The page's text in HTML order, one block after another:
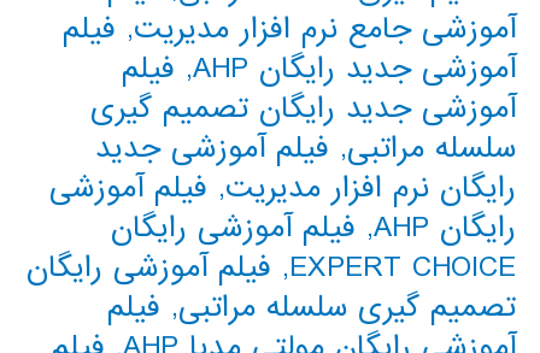
آموزشی جامع نرم افزار مدیریت, فیلم
آموزشی جدید رایگان AHP
, فیلم
آموزشی جدید رایگان تصمیم گیری
سلسله مراتبی, فیلم آموزشی جدید
رایگان نرم افزار مدیریت, فیلم آموزشی
رایگان AHP
, فیلم آموزشی رایگان
EXPERT CHOICE
, فیلم آموزشی رایگان
تصمیم گیری سلسله مراتبی, فیلم